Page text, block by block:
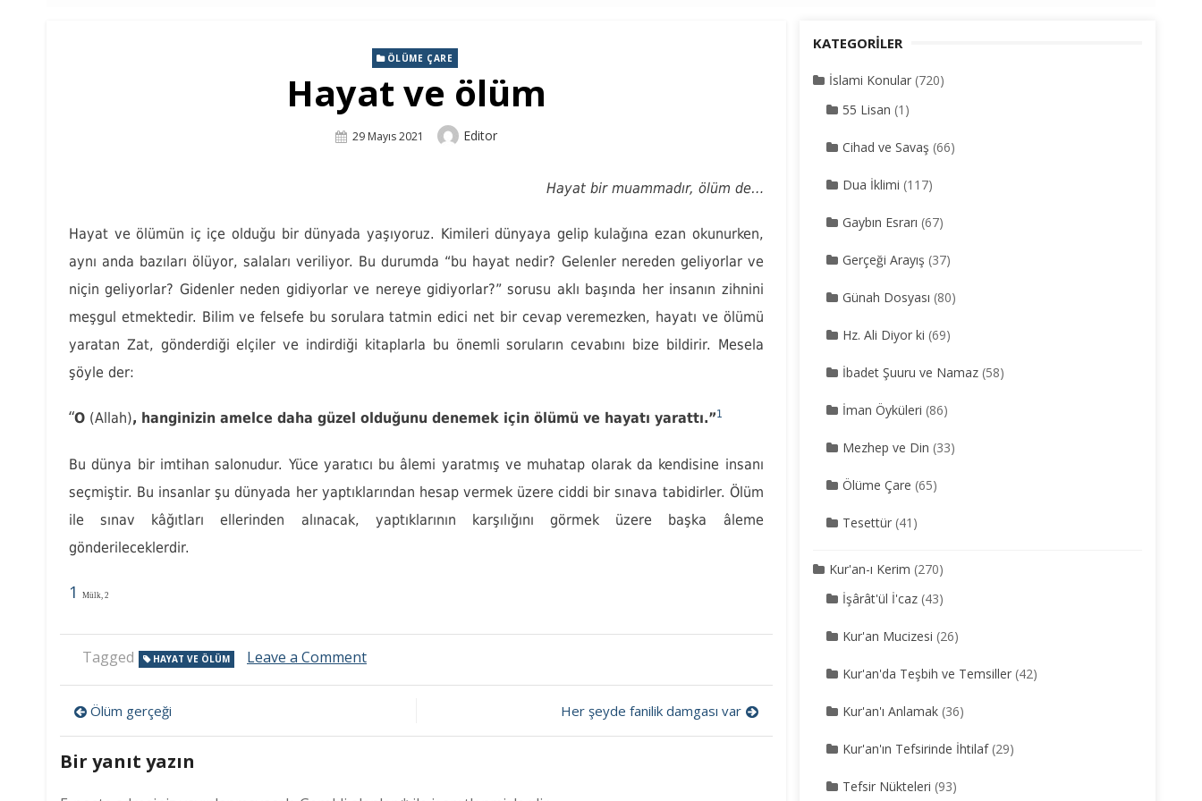
ÖLÜME ÇARE
Hayat ve ölüm
Posted
29 Mayıs 2021 Author
Editor
Hayat bir muammadır, ölüm de…
Hayat ve ölümün iç içe olduğu bir dünyada yaşıyoruz. Kimileri dünyaya gelip kulağına ezan okunurken,
aynı anda bazıları ölüyor, salaları veriliyor. Bu durumda “bu hayat nedir? Gelenler nereden geliyorlar ve
niçin geliyorlar? Gidenler neden gidiyorlar ve nereye gidiyorlar?” sorusu aklı başında her insanın zihnini
meşgul etmektedir. Bilim ve felsefe bu sorulara tatmin edici net bir cevap veremezken, hayatı ve ölümü
yaratan Zat, gönderdiği elçiler ve indirdiği kitaplarla bu önemli soruların cevabını bize bildirir. Mesela
şöyle der:
“O (Allah), hanginizin amelce daha güzel olduğunu denemek için ölümü ve hayatı yarattı.”1
Bu dünya bir imtihan salonudur. Yüce yaratıcı bu âlemi yaratmış ve muhatap olarak da kendisine insanı
seçmiştir. Bu insanlar şu dünyada her yaptıklarından hesap vermek üzere ciddi bir sınava tabidirler. Ölüm
ile sınav kâğıtları ellerinden alınacak, yaptıklarının karşılığını görmek üzere başka âleme
gönderileceklerdir.
1 Mülk, 2
Tagged HAYAT VE ÖLÜM Leave a Commenton
ve
Yazı
gezinmesi
Ölüm gerçeği Her şeyde fanilik damgası var
Bir yanıt yazın
KATEGORILER
İslami Konular(720)
55 Lisan (1)
Cihad ve Savaş (66)
Dua İklimi (117)
Gaybın Esrarı (67)
Gerçeği Arayış (37)
Günah Dosyası (80)
Hz. Ali Diyor ki (69)
İbadet Şuuru ve Namaz(58)
İman Öyküleri (86)
Mezhep ve Din (33)
Ölüme Çare (65)
Tesettür(41)
Kur'an-ı Kerim (270)
İşârât'ül İ'caz(43)
Kur'an Mucizesi (26)
Kur'an'da Teşbih ve Temsiller(42)
Kur'an'ı Anlamak(36)
Kur'an'ın Tefsirinde İhtilaf(29)
Tefsir Nükteleri (93)